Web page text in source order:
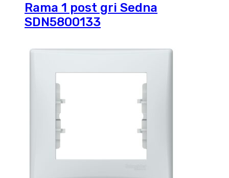
Rama 1 post gri Sedna
SDN5800133